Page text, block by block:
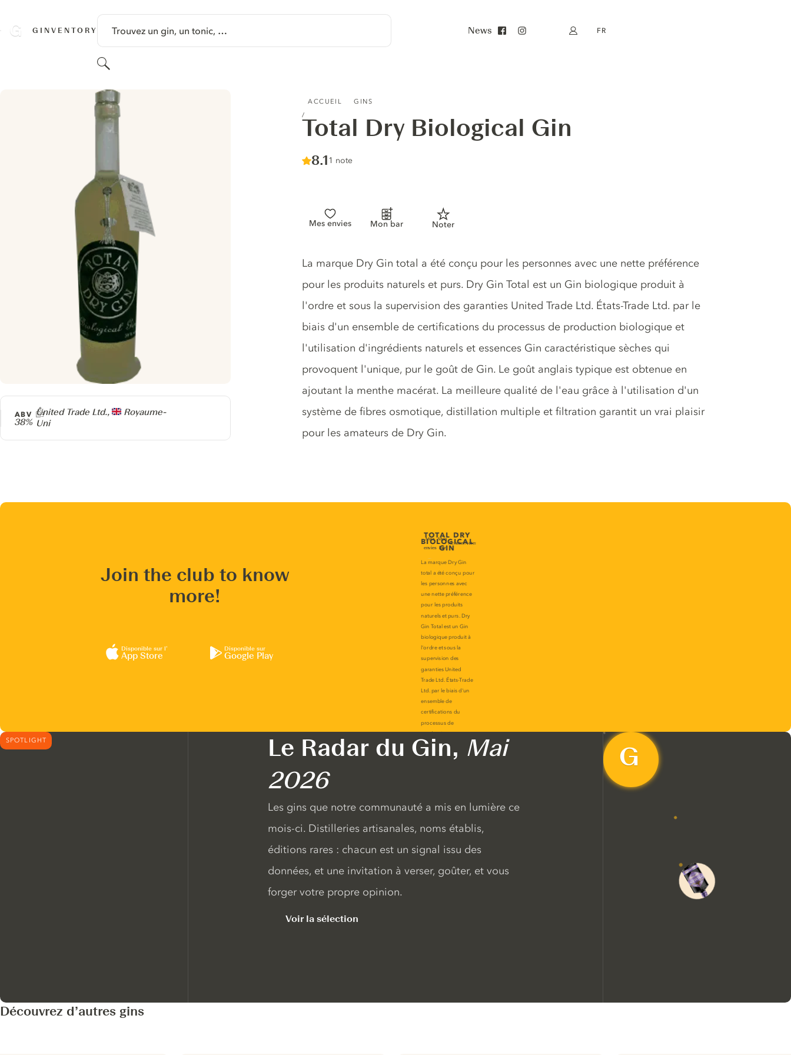
GINVENTORY Trouvez un gin, un tonic, …
Rechercher
News Mon compte
FR
ACCUEIL GINS
Total Dry Biological Gin
Score :
8.1/ 10
1 note
Mes envies Mon bar Noter
Producteur
United Trade Ltd.,
Royaume-
Uni
ABV
38%
Description du gin
La marque Dry Gin total a été conçu pour les personnes avec une nette préférence
pour les produits naturels et purs. Dry Gin Total est un Gin biologique produit à
l'ordre et sous la supervision des garanties United Trade Ltd. États-Trade Ltd. par le
biais d'un ensemble de certifications du processus de production biologique et
l'utilisation d'ingrédients naturels et essences Gin caractéristique sèches qui
provoquent l'unique, pur le goût de Gin. Le goût anglais typique est obtenue en
ajoutant la menthe macérat. La meilleure qualité de l'eau grâce à l'utilisation d'un
système de fibres osmotique, distillation multiple et filtration garantit un vrai plaisir
pour les amateurs de Dry Gin.
Join the club to know
more!
Disponible sur l’
App Store
Disponible sur
Google Play
SPOTLIGHT Le Radar du Gin, Mai
2026
Les gins que notre communauté a mis en lumière ce
mois-ci. Distilleries artisanales, noms établis,
éditions rares : chacun est un signal issu des
données, et une invitation à verser, goûter, et vous
forger votre propre opinion.
Voir la sélection
Découvrez d’autres gins